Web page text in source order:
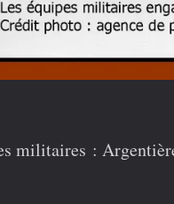
militaires :